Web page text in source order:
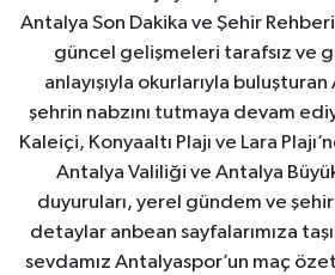
Antalya Son Dakika ve Şehir
güncel gelişmeleri tarafsız ve
anlayışıyla okurlarıyla
şehrin nabzını tutmaya devam
Kaleiçi, Konyaaltı Plajı ve Lara
Antalya Valiliği ve Antalya
duyuruları, yerel gündem ve
detaylar anbean sayfalarımıza
sevdamız Antalyaspor’un maç